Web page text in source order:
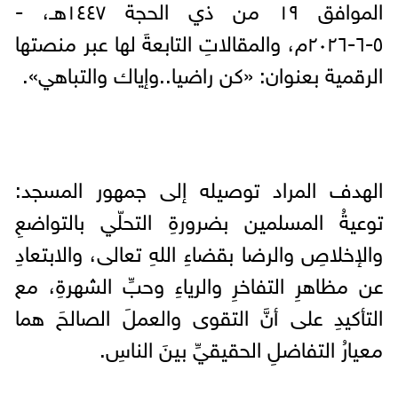
الموافق ١٩ من ذي الحجة ١٤٤٧هـ، -
٥-٦-٢٠٢٦م، والمقالاتِ التابعةَ لها عبر منصتها
الرقمية بعنوان: «كن راضيا..وإياك والتباهي».
الهدف المراد توصيله إلى جمهور المسجد:
توعيةُ المسلمين بضرورةِ التحلّي بالتواضعِ
والإخلاصِ والرضا بقضاءِ اللهِ تعالى، والابتعادِ
عن مظاهرِ التفاخرِ والرياءِ وحبِّ الشهرةِ، مع
التأكيدِ على أنَّ التقوى والعملَ الصالحَ هما
معيارُ التفاضلِ الحقيقيِّ بينَ الناسِ.